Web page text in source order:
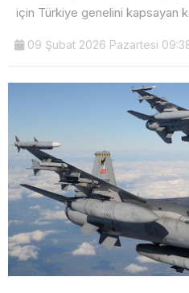
için Türkiye genelini kapsayan
09 Şubat 2026 Pazartesi